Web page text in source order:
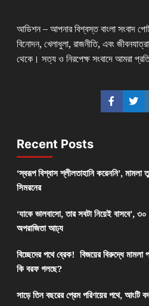
আডিশন – আপনার বিশ্বস্ত বাংলা সংবাদ
বিনোদন, খেলাধুলা, রাজনীতি, এবং
থেকে। সত্য ও নিরপেক্ষ সংবাদে আমরা
Recent Posts
‘স্বরূপ বিশ্বাস শ্লীলতাহানি করেননি’, মামলা
সিমরনের
‘যাকে ভালবাসো, তার সবটা নিয়েই বাসবে’,
অপরাজিতা আঢ্য
বিচ্ছেদের পথে ব্রেক! বিজয়ের বিরুদ্ধে মামলা
কি বরফ গলছে?
সাড়ে তিন বছরের প্রেম পরিণয়ের পথে,